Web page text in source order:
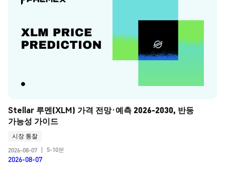
Stellar 루멘(XLM) 가격 전망·예측 2026-2030, 반등
가능성 가이드
시장 통찰
2026-08-07
5-10분
2026-08-07